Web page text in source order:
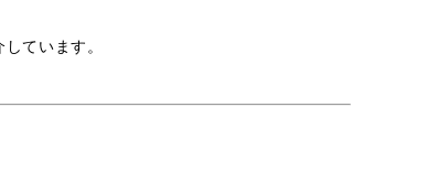
ています。